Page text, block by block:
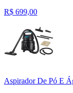
R$ 699,00
Aspirador De Pó E